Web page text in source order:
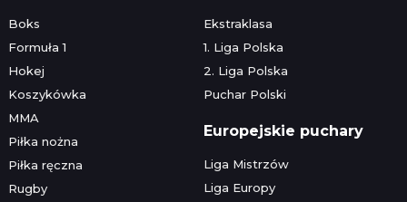
Boks
Formuła 1
Hokej
Koszykówka
MMA
Piłka nożna
Piłka ręczna
Rugby
Ekstraklasa
1. Liga Polska
2. Liga Polska
Puchar Polski
Europejskie puchary
Liga Mistrzów
Liga Europy